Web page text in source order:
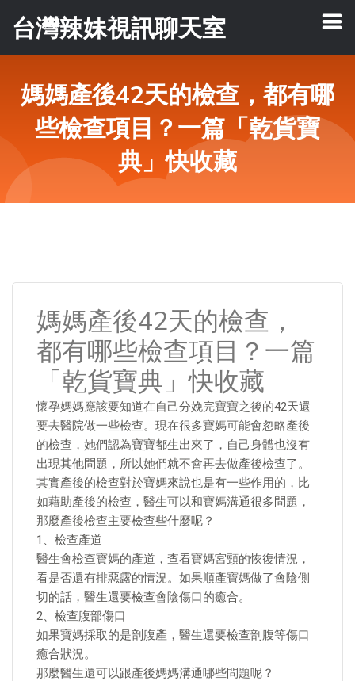
台灣辣妹視訊聊天室
媽媽產後42天的檢查，都有哪
些檢查項目？一篇「乾貨寶
典」快收藏
媽媽產後42天的檢查，
都有哪些檢查項目？一篇
「乾貨寶典」快收藏
懷孕媽媽應該要知道在自己分娩完寶寶之後的42天還
要去醫院做一些檢查。現在很多寶媽可能會忽略產後
的檢查，她們認為寶寶都生出來了，自己身體也沒有
出現其他問題，所以她們就不會再去做產後檢查了。
其實產後的檢查對於寶媽來說也是有一些作用的，比
如藉助產後的檢查，醫生可以和寶媽溝通很多問題，
那麼產後檢查主要檢查些什麼呢？
1、檢查產道
醫生會檢查寶媽的產道，查看寶媽宮頸的恢復情況，
看是否還有排惡露的情況。如果順產寶媽做了會陰側
切的話，醫生還要檢查會陰傷口的癒合。
2、檢查腹部傷口
如果寶媽採取的是剖腹產，醫生還要檢查剖腹等傷口
癒合狀況。
那麼醫生還可以跟產後媽媽溝通哪些問題呢？